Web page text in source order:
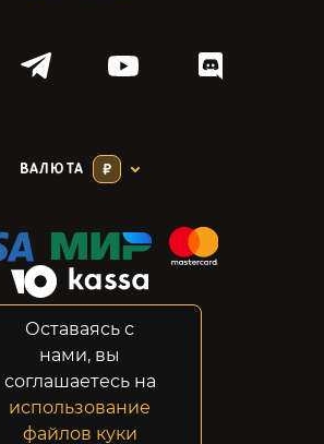
ВАЛЮТА ₽
Конфиденциальность
Возвраты
Правовая информация
Оставаясь с
нами, вы
соглашаетесь на
использование
файлов куки